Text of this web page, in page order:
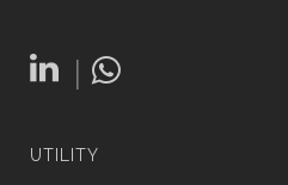
|
UTILITY